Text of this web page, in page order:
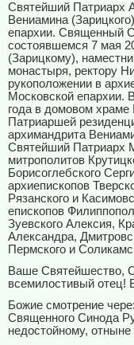
Святейший Патриарх
Вениамина
епархии. Священный
состоявшемся 7 мая
(Зарицкому),
монастыря, ректору
рукоположении в
Московской епархии.
года в домовом
Патриаршей
архимандрита
Святейший Патриарх
митрополитов
Борисоглебского
архиепископов
Рязанского и
епископов
Зуевского Алексия,
Александра,
Пермского и
Ваше Святейшество,
всемилостивый отец!
Божие смотрение
Священного Синода
недостойному,